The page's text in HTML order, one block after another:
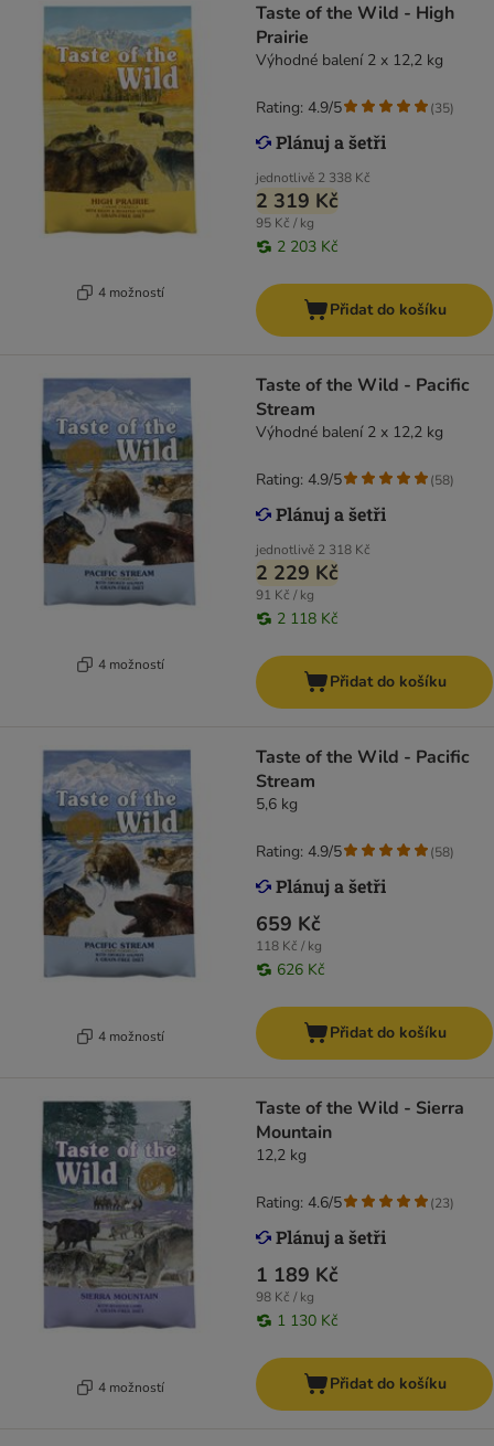
4 možností
Taste of the Wild - High
Prairie
Výhodné balení 2 x 12,2 kg
jednotlivě 2 338 Kč
2 319 Kč
95 Kč / kg
2 203 Kč
Rating: 4.9/5 (35)
Přidat do košíku
4 možností
Taste of the Wild - Pacific
Stream
Výhodné balení 2 x 12,2 kg
jednotlivě 2 318 Kč
2 229 Kč
91 Kč / kg
2 118 Kč
Rating: 4.9/5 (58)
Přidat do košíku
4 možností
Taste of the Wild - Pacific
Stream
5,6 kg
659 Kč
118 Kč / kg
626 Kč
Rating: 4.9/5 (58)
Přidat do košíku
4 možností
Taste of the Wild - Sierra
Mountain
12,2 kg
1 189 Kč
98 Kč / kg
1 130 Kč
Rating: 4.6/5 (23)
Přidat do košíku